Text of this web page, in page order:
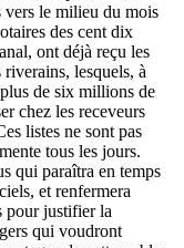
vers le milieu du mois
des cent dix
ont déjà reçu les
lesquels, à
de six millions de
chez les receveurs
listes ne sont pas
tous les jours.
qui paraîtra en temps
et renfermera
pour justifier la
qui voudront